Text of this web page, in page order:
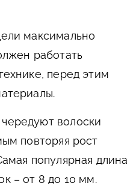
максимально
работать
перед этим
волоски
повторяя рост
популярная длина
– от 8 до 10 мм.